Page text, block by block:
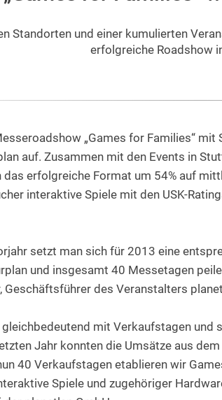
Standorten und einer kumulierten
erfolgreiche Roadshow
„Games for Families“ mit
auf. Zusammen mit den Events in
erfolgreiche Format um 54% auf
interaktive Spiele mit den USK-
setzt man sich für 2013 eine
und insgesamt 40 Messetagen
Geschäftsführer des Veranstalters
mit Verkaufstagen und
Jahr konnten die Umsätze aus dem
40 Verkaufstagen etablieren wir
Spiele und zugehöriger